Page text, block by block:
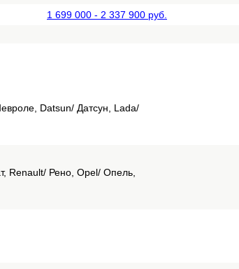
1 699 000 - 2 337 900 руб.
Datsun/ Датсун, Lada/
Renault/ Рено, Opel/ Опель,